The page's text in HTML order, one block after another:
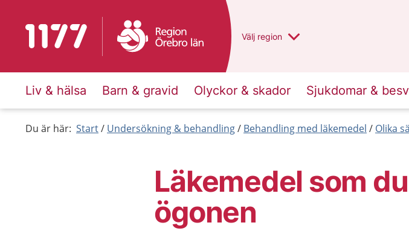
Till startsidan för 1177 Du har valt region
Välj en annan
region
Liv & hälsa Barn & gravid Olyckor & skador Sjukdomar &
Du är här: Start Undersökning & behandling Behandling med läkemedel Olika
Läkemedel som
ögonen